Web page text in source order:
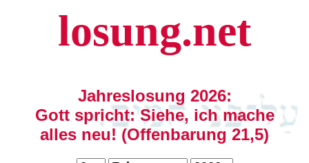
losung.net
Jahreslosung 2026:
Gott spricht: Siehe, ich mache
alles neu! (Offenbarung 21,5)